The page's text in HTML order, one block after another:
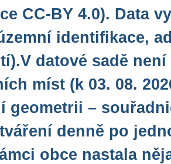
CC-BY 4.0). Data
identifikace,
datové sadě
míst (k 03. 08.
geometrii –
denně po
obce nastala